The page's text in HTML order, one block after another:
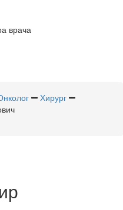
врача
Хирург